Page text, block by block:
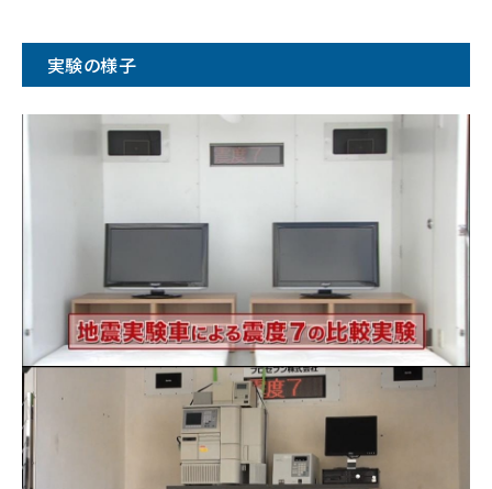
実験の様子